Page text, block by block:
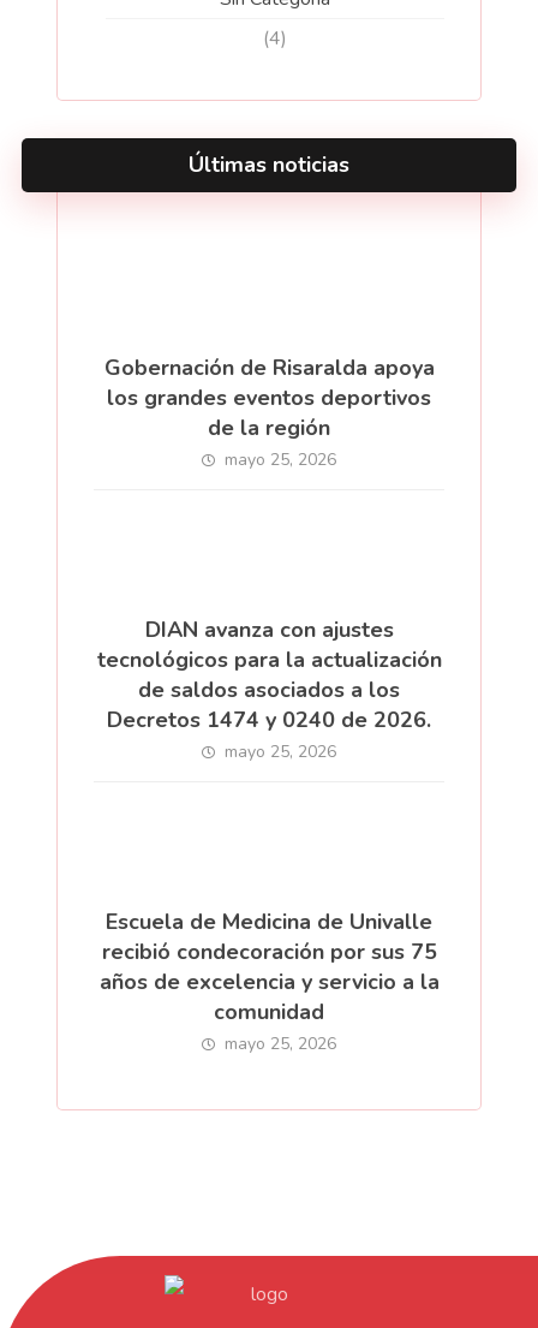
(4)
Últimas noticias
Gobernación de Risaralda apoya
los grandes eventos deportivos
de la región
mayo 25, 2026
DIAN avanza con ajustes
tecnológicos para la actualización
de saldos asociados a los
Decretos 1474 y 0240 de 2026.
mayo 25, 2026
Escuela de Medicina de Univalle
recibió condecoración por sus 75
años de excelencia y servicio a la
comunidad
mayo 25, 2026